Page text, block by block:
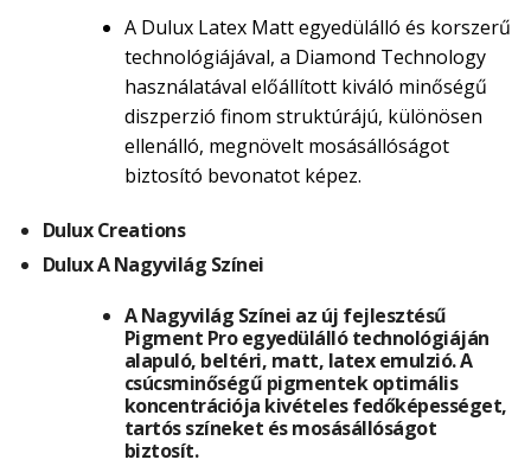
A Dulux Latex Matt egyedülálló és korszerű
technológiájával, a Diamond Technology
használatával előállított kiváló minőségű
diszperzió finom struktúrájú, különösen
ellenálló, megnövelt mosásállóságot
biztosító bevonatot képez.
Dulux Creations
Dulux A Nagyvilág Színei
A Nagyvilág Színei az új fejlesztésű
Pigment Pro egyedülálló technológiáján
alapuló, beltéri, matt, latex emulzió. A
csúcsminőségű pigmentek optimális
koncentrációja kivételes fedőképességet,
tartós színeket és mosásállóságot
biztosít.